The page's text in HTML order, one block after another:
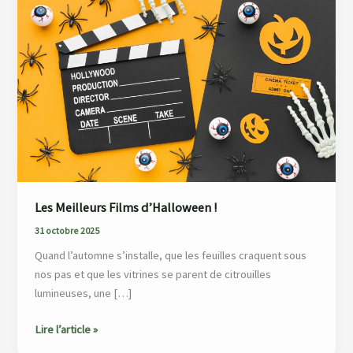
Les Meilleurs Films d’Halloween !
31 octobre 2025
Quand l’automne s’installe, que les feuilles craquent sous
nos pas et que les vitrines se parent de citrouilles
lumineuses, une […]
Films
d’Halloween
!
Lire l’article »